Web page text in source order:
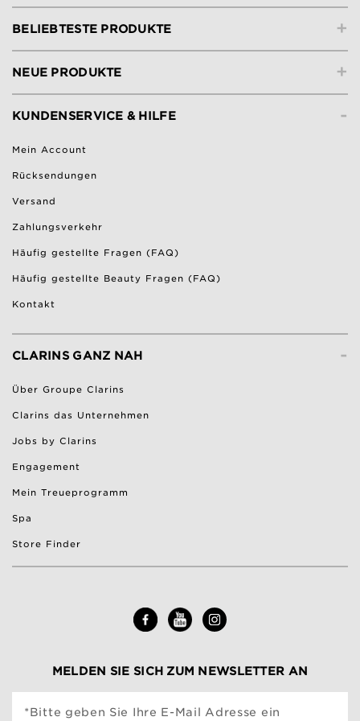
+
BELIEBTESTE PRODUKTE
+
NEUE PRODUKTE
-
KUNDENSERVICE & HILFE
Mein Account
Rücksendungen
Versand
Zahlungsverkehr
Häufig gestellte Fragen (FAQ)
Häufig gestellte Beauty Fragen (FAQ)
Kontakt
-
CLARINS GANZ NAH
Über Groupe Clarins
Clarins das Unternehmen
Jobs by Clarins
Engagement
Mein Treueprogramm
Spa
Store Finder
MELDEN SIE SICH ZUM NEWSLETTER AN
*Bitte geben Sie Ihre E-Mail Adresse ein